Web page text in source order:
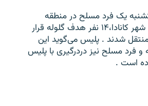
یک فرد مسلح در منطقه
مرکزی تورنتو ،‌بزرگترین شهر کانادا،۱۴ نفر هدف گلوله قرار
منتقل شدند . پلیس می‌گوید این
فرد مسلح نیز دردرگیری با پلیس
است .